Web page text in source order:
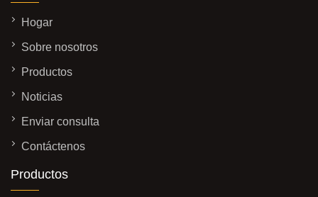
Hogar
Sobre nosotros
Productos
Noticias
Enviar consulta
Contáctenos
Productos